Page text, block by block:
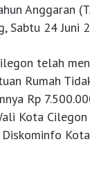
Anggaran
Sabtu 24 Juni
telah
Rumah
Rp
Kota